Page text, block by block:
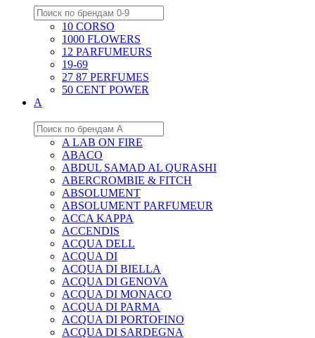
10 CORSO
1000 FLOWERS
12 PARFUMEURS
19-69
27 87 PERFUMES
50 CENT POWER
A
A LAB ON FIRE
ABACO
ABDUL SAMAD AL QURASHI
ABERCROMBIE & FITCH
ABSOLUMENT
ABSOLUMENT PARFUMEUR
ACCA KAPPA
ACCENDIS
ACQUA DELL
ACQUA DI
ACQUA DI BIELLA
ACQUA DI GENOVA
ACQUA DI MONACO
ACQUA DI PARMA
ACQUA DI PORTOFINO
ACQUA DI SARDEGNA